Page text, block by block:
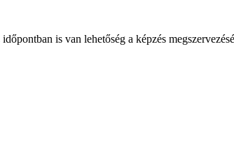
is van lehetőség a képzés